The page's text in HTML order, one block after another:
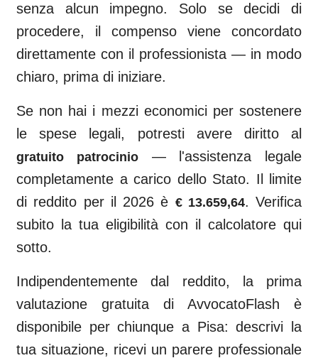
senza alcun impegno. Solo se decidi di
procedere, il compenso viene concordato
direttamente con il professionista — in modo
chiaro, prima di iniziare.
Se non hai i mezzi economici per sostenere
le spese legali, potresti avere diritto al
gratuito patrocinio— l'assistenza legale
completamente a carico dello Stato. Il limite
di reddito per il 2026 è € 13.659,64. Verifica
subito la tua eligibilità con il calcolatore qui
sotto.
Indipendentemente dal reddito, la prima
valutazione gratuita di AvvocatoFlash è
disponibile per chiunque a Pisa: descrivi la
tua situazione, ricevi un parere professionale